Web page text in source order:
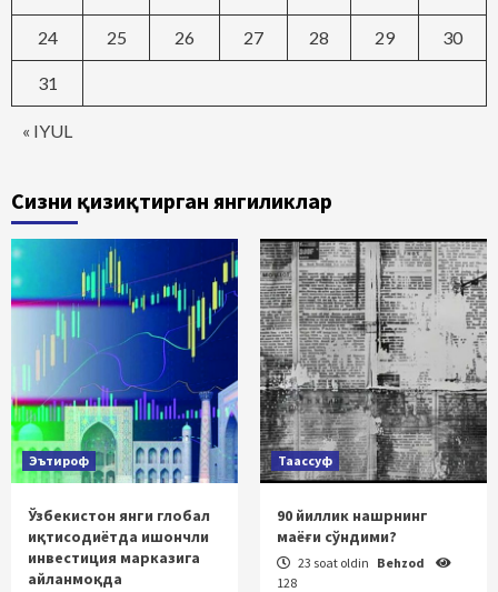
« IYUL
24 25 26 27 28 29 30
31
Сизни қизиқтирган янгиликлар
Эътироф
Ўзбекистон янги глобал
иқтисодиётда ишончли
инвестиция марказига
айланмоқда
Таассуф
90 йиллик нашрнинг
маёғи сўндими?
23 soat oldin Behzod
128